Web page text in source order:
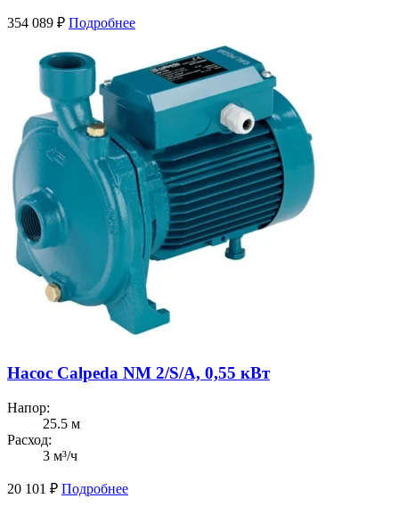
354 089 ₽ Подробнее
Насос Calpeda NM 2/S/A, 0,55 кВт
Напор:
25.5 м
Расход:
3 м³/ч
20 101 ₽ Подробнее